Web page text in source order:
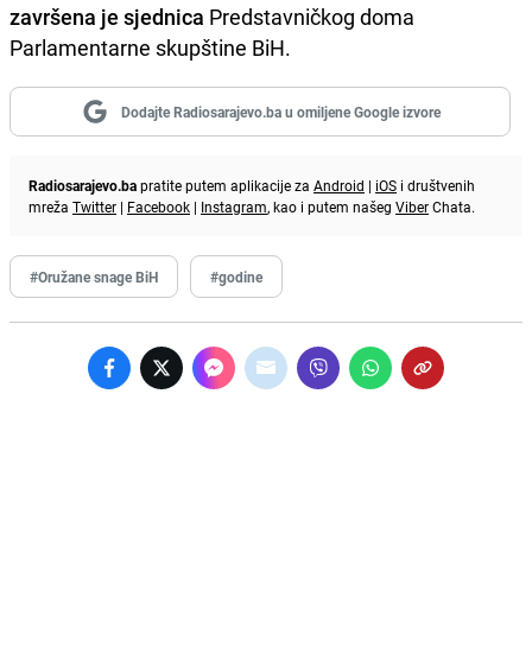
završena je sjednica Predstavničkog doma
Parlamentarne skupštine BiH.
Dodajte Radiosarajevo.ba u omiljene Google izvore
Radiosarajevo.bapratite putem aplikacije za Android | iOS i društvenih
mreža Twitter | Facebook | Instagram, kao i putem našeg ViberChata.
#Oružane snage BiH #godine